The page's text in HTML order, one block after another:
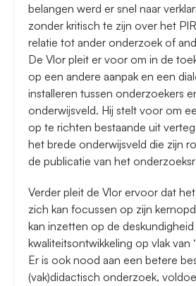
belangen werd er snel naar
zonder kritisch te zijn over het
relatie tot ander onderzoek of
De Vlor pleit er voor om in de
op een andere aanpak en een
installeren tussen onderzoekers
onderwijsveld. Hij stelt voor om
op te richten bestaande uit
het brede onderwijsveld die zijn
de publicatie van het
Verder pleit de Vlor ervoor dat
zich kan focussen op zijn
kan inzetten op de
kwaliteitsontwikkeling op vlak van
Er is ook nood aan een betere
(vak)didactisch onderzoek,